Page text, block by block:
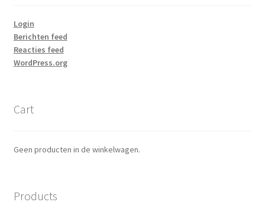
Login
Berichten feed
Reacties feed
WordPress.org
Cart
Geen producten in de winkelwagen.
Products